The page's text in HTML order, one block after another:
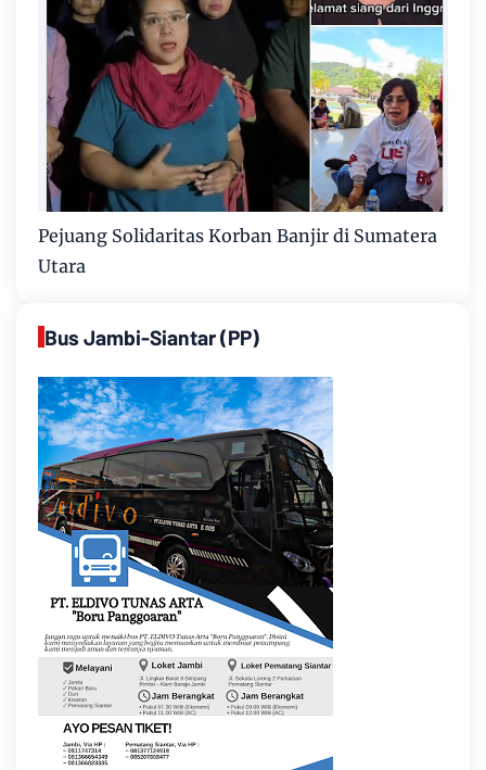
Pejuang Solidaritas Korban Banjir di Sumatera
Utara
Bus Jambi-Siantar (PP)